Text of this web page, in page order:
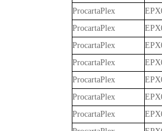
ProcartaPlex
ProcartaPlex
ProcartaPlex
ProcartaPlex
ProcartaPlex
ProcartaPlex
ProcartaPlex